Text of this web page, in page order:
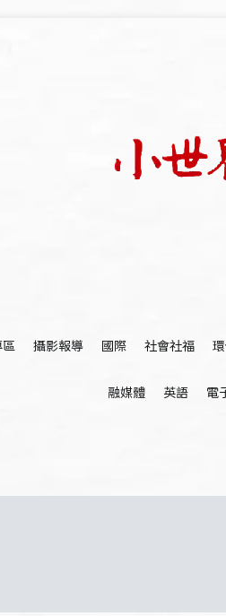
攝影報導 國際 社會社福
融媒體 英語 電